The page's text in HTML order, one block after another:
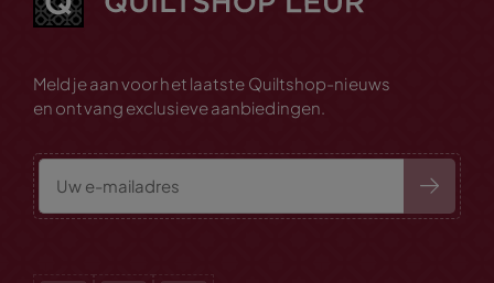
Meld je aan voor het laatste Quiltshop-nieuws
en ontvang exclusieve aanbiedingen.